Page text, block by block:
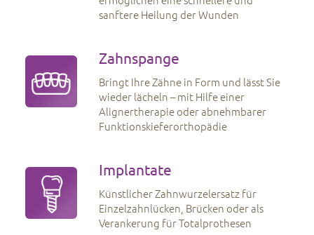
sanftere Heilung der Wunden
Zahnspange
Bringt Ihre Zähne in Form und lässt Sie
wieder lächeln – mit Hilfe einer
Alignertherapie oder abnehmbarer
Funktionskieferorthopädie
Implantate
Künstlicher Zahnwurzelersatz für
Einzelzahnlücken, Brücken oder als
Verankerung für Totalprothesen